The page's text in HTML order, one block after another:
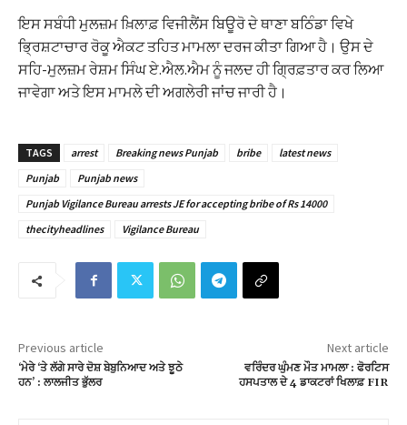
ਇਸ ਸਬੰਧੀ ਮੁਲਜ਼ਮ ਖ਼ਿਲਾਫ਼ ਵਿਜੀਲੈਂਸ ਬਿਊਰੋ ਦੇ ਥਾਣਾ ਬਠਿੰਡਾ ਵਿਖੇ
ਭ੍ਰਿਸ਼ਟਾਚਾਰ ਰੋਕੂ ਐਕਟ ਤਹਿਤ ਮਾਮਲਾ ਦਰਜ ਕੀਤਾ ਗਿਆ ਹੈ। ਉਸ ਦੇ
ਸਹਿ-ਮੁਲਜ਼ਮ ਰੇਸ਼ਮ ਸਿੰਘ ਏ.ਐਲ.ਐਮ ਨੂੰ ਜਲਦ ਹੀ ਗ੍ਰਿਫ਼ਤਾਰ ਕਰ ਲਿਆ
ਜਾਵੇਗਾ ਅਤੇ ਇਸ ਮਾਮਲੇ ਦੀ ਅਗਲੇਰੀ ਜਾਂਚ ਜਾਰੀ ਹੈ।
TAGS arrest Breaking news Punjab bribe
latest news
Punjab
Punjab news
Punjab Vigilance Bureau arrests JE for accepting bribe of Rs 14000
thecityheadlines
Vigilance Bureau
Previous article
‘ਮੇਰੇ ‘ਤੇ ਲੱਗੇ ਸਾਰੇ ਦੋਸ਼ ਬੇਬੁਨਿਆਦ ਅਤੇ ਝੂਠੇ
ਹਨ’ : ਲਾਲਜੀਤ ਭੁੱਲਰ
Next article
ਵਰਿੰਦਰ ਘੁੰਮਣ ਮੌਤ ਮਾਮਲਾ : ਫੋਰਟਿਸ
ਹਸਪਤਾਲ ਦੇ 4 ਡਾਕਟਰਾਂ ਖਿਲਾਫ਼ FIR